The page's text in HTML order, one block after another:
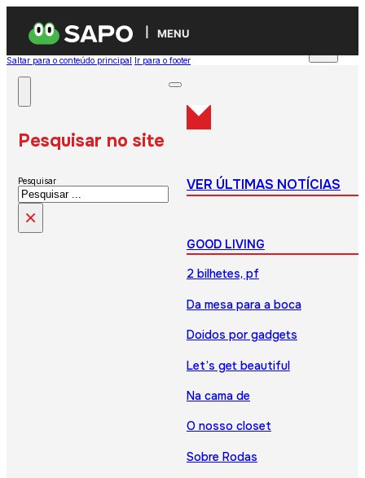
MENU
Saltar para o conteúdo principal Ir para o footer
Pesquisar no site
Pesquisar
×
VER ÚLTIMAS NOTÍCIAS
GOOD LIVING
2 bilhetes, pf
Da mesa para a boca
Doidos por gadgets
Let’s get beautiful
Na cama de
O nosso closet
Sobre Rodas